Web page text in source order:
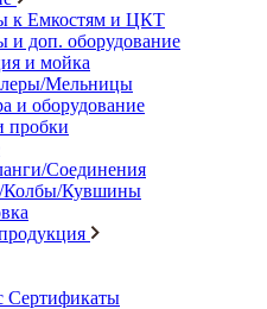
к Емкостям и ЦКТ
и доп. оборудование
и мойка
Мельницы
и оборудование
пробки
Соединения
Кувшины
Сертификаты